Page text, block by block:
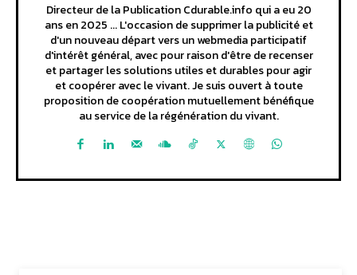
Directeur de la Publication Cdurable.info qui a eu 20
ans en 2025 ... L'occasion de supprimer la publicité et
d'un nouveau départ vers un webmedia participatif
d'intérêt général, avec pour raison d'être de recenser
et partager les solutions utiles et durables pour agir
et coopérer avec le vivant. Je suis ouvert à toute
proposition de coopération mutuellement bénéfique
au service de la régénération du vivant.